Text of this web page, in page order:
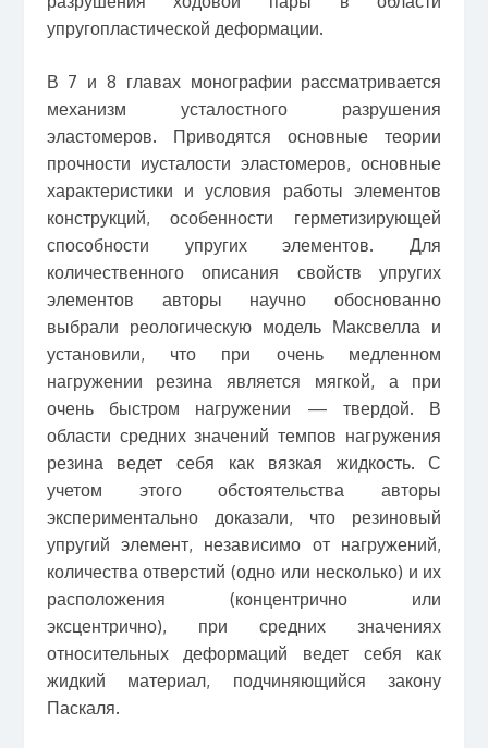
упругопластической деформации.
В 7 и 8 главах монографии рассматривается
механизм усталостного разрушения
эластомеров. Приводятся основные теории
прочности иусталости эластомеров, основные
характеристики и условия работы элементов
конструкций, особенности герметизирующей
способности упругих элементов. Для
количественного описания свойств упругих
элементов авторы научно обоснованно
выбрали реологическую модель Максвелла и
установили, что при очень медленном
нагружении резина является мягкой, а при
очень быстром нагружении — твердой. В
области средних значений темпов нагружения
резина ведет себя как вязкая жидкость. С
учетом этого обстоятельства авторы
экспериментально доказали, что резиновый
упругий элемент, независимо от нагружений,
количества отверстий (одно или несколько) и их
расположения (концентрично или
эксцентрично), при средних значениях
относительных деформаций ведет себя как
жидкий материал, подчиняющийся закону
Паскаля.